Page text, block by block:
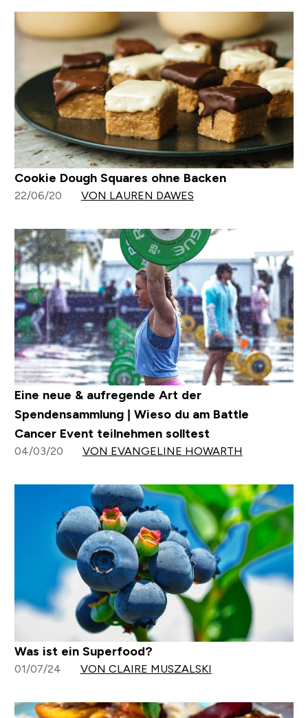
Cookie Dough Squares ohne Backen
22/06/20 VON LAUREN DAWES
Eine neue & aufregende Art der
Spendensammlung | Wieso du am Battle
Cancer Event teilnehmen solltest
04/03/20 VON EVANGELINE HOWARTH
Was ist ein Superfood?
01/07/24 VON CLAIRE MUSZALSKI